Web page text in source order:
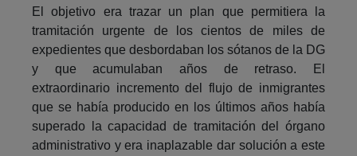
El objetivo era trazar un plan que permitiera la
tramitación urgente de los cientos de miles de
expedientes que desbordaban los sótanos de la DG
y que acumulaban años de retraso. El
extraordinario incremento del flujo de inmigrantes
que se había producido en los últimos años había
superado la capacidad de tramitación del órgano
administrativo y era inaplazable dar solución a este